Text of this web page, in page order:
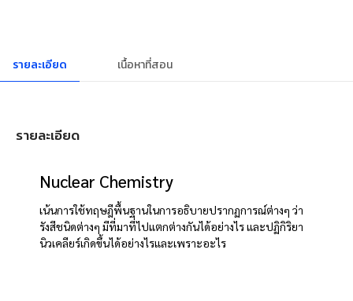
รายละเอียด เนื้อหาที่สอน
รายละเอียด
Nuclear Chemistry
เน้นการใช้ทฤษฎีพื้นฐานในการอธิบายปรากฏการณ์ต่างๆ ว่า
รังสีชนิดต่างๆ มีที่มาที่ไปแตกต่างกันได้อย่างไร และปฏิกิริยา
นิวเคลียร์เกิดขึ้นได้อย่างไรและเพราะอะไร